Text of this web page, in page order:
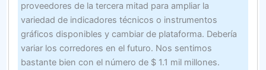
proveedores de la tercera mitad para ampliar la
variedad de indicadores técnicos o instrumentos
gráficos disponibles y cambiar de plataforma. Debería
variar los corredores en el futuro. Nos sentimos
bastante bien con el número de $ 1.1 mil millones.